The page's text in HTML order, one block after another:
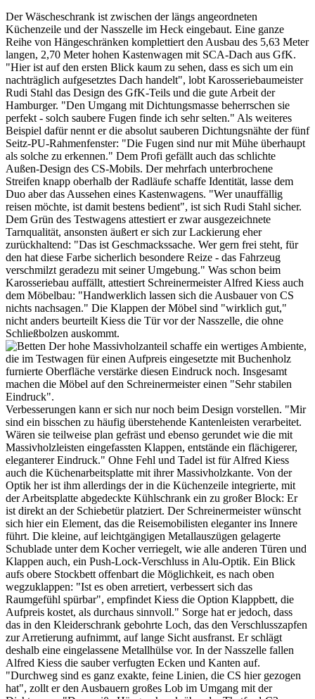
Der Wäscheschrank ist zwischen der längs angeordneten
Küchenzeile und der Nasszelle im Heck eingebaut. Eine ganze
Reihe von Hängeschränken komplettiert den Ausbau des 5,63 Meter
langen, 2,70 Meter hohen Kastenwagen mit SCA-Dach aus GfK.
"Hier ist auf den ersten Blick kaum zu sehen, dass es sich um ein
nachträglich aufgesetztes Dach handelt", lobt Karosseriebaumeister
Rudi Stahl das Design des GfK-Teils und die gute Arbeit der
Hamburger. "Den Umgang mit Dichtungsmasse beherrschen sie
perfekt - solch saubere Fugen finde ich sehr selten." Als weiteres
Beispiel dafür nennt er die absolut sauberen Dichtungsnähte der fünf
Seitz-PU-Rahmenfenster: "Die Fugen sind nur mit Mühe überhaupt
als solche zu erkennen." Dem Profi gefällt auch das schlichte
Außen-Design des CS-Mobils. Der mehrfach unterbrochene
Streifen knapp oberhalb der Radläufe schaffe Identität, lasse dem
Duo aber das Aussehen eines Kastenwagens. "Wer unauffällig
reisen möchte, ist damit bestens bedient", ist sich Rudi Stahl sicher.
Dem Grün des Testwagens attestiert er zwar ausgezeichnete
Tarnqualität, ansonsten äußert er sich zur Lackierung eher
zurückhaltend: "Das ist Geschmackssache. Wer gern frei steht, für
den hat diese Farbe sicherlich besondere Reize - das Fahrzeug
verschmilzt geradezu mit seiner Umgebung." Was schon beim
Karosseriebau auffällt, attestiert Schreinermeister Alfred Kiess auch
dem Möbelbau: "Handwerklich lassen sich die Ausbauer von CS
nichts nachsagen." Die Klappen der Möbel sind "wirklich gut,"
nicht anders beurteilt Kiess die Tür vor der Nasszelle, die ohne
Schließbolzen auskommt.
Der hohe Massivholzanteil schaffe ein wertiges Ambiente,
die im Testwagen für einen Aufpreis eingesetzte mit Buchenholz
furnierte Oberfläche verstärke diesen Eindruck noch. Insgesamt
machen die Möbel auf den Schreinermeister einen "Sehr stabilen
Eindruck".
Verbesserungen kann er sich nur noch beim Design vorstellen. "Mir
sind ein bisschen zu häufig überstehende Kantenleisten verarbeitet.
Wären sie teilweise plan gefräst und ebenso gerundet wie die mit
Massivholzleisten eingefassten Klappen, entstände ein flächigerer,
eleganterer Eindruck." Ohne Fehl und Tadel ist für Alfred Kiess
auch die Küchenarbeitsplatte mit ihrer Massivholzkante. Von der
Optik her ist ihm allerdings der in die Küchenzeile integrierte, mit
der Arbeitsplatte abgedeckte Kühlschrank ein zu großer Block: Er
ist direkt an der Schiebetür platziert. Der Schreinermeister wünscht
sich hier ein Element, das die Reisemobilisten eleganter ins Innere
führt. Die kleine, auf leichtgängigen Metallauszügen gelagerte
Schublade unter dem Kocher verriegelt, wie alle anderen Türen und
Klappen auch, ein Push-Lock-Verschluss in Alu-Optik. Ein Blick
aufs obere Stockbett offenbart die Möglichkeit, es nach oben
wegzuklappen: "Ist es oben arretiert, verbessert sich das
Raumgefühl spürbar", empfindet Kiess die Option Klappbett, die
Aufpreis kostet, als durchaus sinnvoll." Sorge hat er jedoch, dass
das in den Kleiderschrank gebohrte Loch, das den Verschlusszapfen
zur Arretierung aufnimmt, auf lange Sicht ausfranst. Er schlägt
deshalb eine eingelassene Metallhülse vor. In der Nasszelle fallen
Alfred Kiess die sauber verfugten Ecken und Kanten auf.
"Durchweg sind es ganz exakte, feine Linien, die CS hier gezogen
hat", zollt er den Ausbauern großes Lob im Umgang mit der